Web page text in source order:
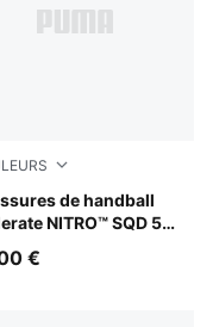
Almondde handball
NITRO™ SQD 5
Black-PUMA White
€